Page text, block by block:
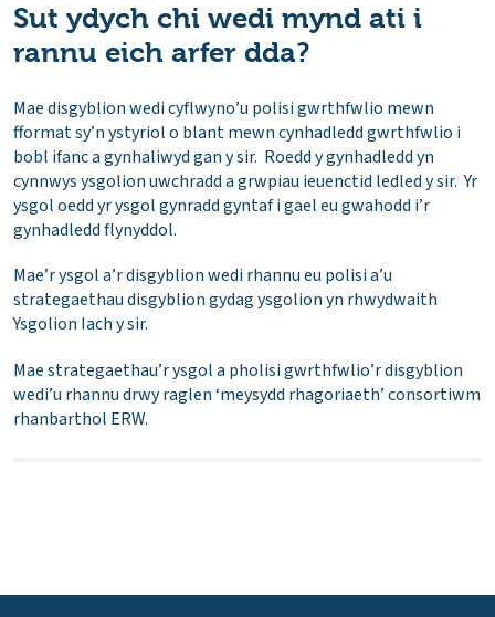
Sut ydych chi wedi mynd ati i
rannu eich arfer dda?
Mae disgyblion wedi cyflwyno’u polisi gwrthfwlio mewn
fformat sy’n ystyriol o blant mewn cynhadledd gwrthfwlio i
bobl ifanc a gynhaliwyd gan y sir. Roedd y gynhadledd yn
cynnwys ysgolion uwchradd a grwpiau ieuenctid ledled y sir. Yr
ysgol oedd yr ysgol gynradd gyntaf i gael eu gwahodd i’r
gynhadledd flynyddol.
Mae’r ysgol a’r disgyblion wedi rhannu eu polisi a’u
strategaethau disgyblion gydag ysgolion yn rhwydwaith
Ysgolion Iach y sir.
Mae strategaethau’r ysgol a pholisi gwrthfwlio’r disgyblion
wedi’u rhannu drwy raglen ‘meysydd rhagoriaeth’ consortiwm
rhanbarthol ERW.